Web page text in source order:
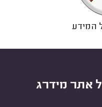
המידע
אתר מידרג